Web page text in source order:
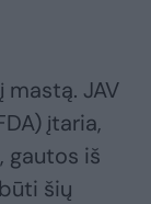
JAV
įtaria,
gautos iš
šių